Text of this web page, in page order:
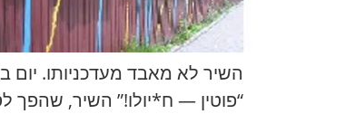
השיר לא מאבד מעדכניותו.
“פוטין — ח*יולו!” השיר,